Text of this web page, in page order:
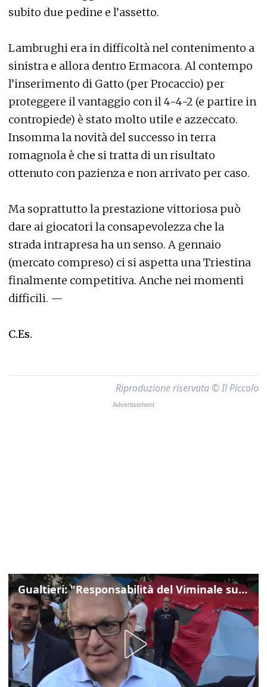
subito due pedine e l’assetto.
Lambrughi era in difficoltà nel contenimento a
sinistra e allora dentro Ermacora. Al contempo
l’inserimento di Gatto (per Procaccio) per
proteggere il vantaggio con il 4-4-2 (e partire in
contropiede) è stato molto utile e azzeccato.
Insomma la novità del successo in terra
romagnola è che si tratta di un risultato
ottenuto con pazienza e non arrivato per caso.
Ma soprattutto la prestazione vittoriosa può
dare ai giocatori la consapevolezza che la
strada intrapresa ha un senso. A gennaio
(mercato compreso) ci si aspetta una Triestina
finalmente competitiva. Anche nei momenti
difficili. —
C.Es.
Riproduzione riservata © Il Piccolo
Gualtieri: "Responsabilità del Viminale su Spin Time? La posizione dei partiti è nota"